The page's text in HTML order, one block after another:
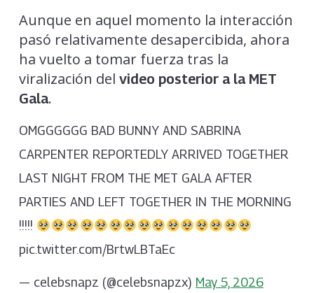
Aunque en aquel momento la interacción
pasó relativamente desapercibida, ahora
ha vuelto a tomar fuerza tras la
viralización del video posterior a la MET
Gala.
OMGGGGGG BAD BUNNY AND SABRINA
CARPENTER REPORTEDLY ARRIVED TOGETHER
LAST NIGHT FROM THE MET GALA AFTER
PARTIES AND LEFT TOGETHER IN THE MORNING
!!!!!
pic.twitter.com/BrtwLBTaEc
— celebsnapz (@celebsnapzx) May 5, 2026